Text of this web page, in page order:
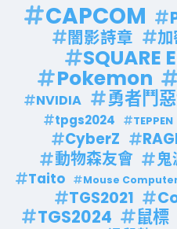
CAPCOM
闇影詩章
SQUARE
Pokemon
NVIDIA 勇者鬥
tpgs2024 TEPPEN
CyberZ
動物森友會 鬼
Taito Mouse
TGS2021
TGS2024 鼠標